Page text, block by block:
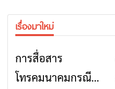
เรื่องมาใหม่
การสื่อสาร
โทรคมนาคมกรณีภัย